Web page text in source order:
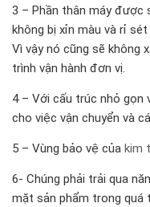
3 – Phần thân máy được
không bị xỉn màu và rỉ
Vì vậy nó cũng sẽ không
trình vận hành đơn vị.
4 – Với cấu trúc nhỏ gọn
cho việc vận chuyển và
5 – Vùng bảo vệ của kim
6- Chúng phải trải qua
mặt sản phẩm trong quá